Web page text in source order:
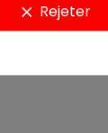
clear Rejeter